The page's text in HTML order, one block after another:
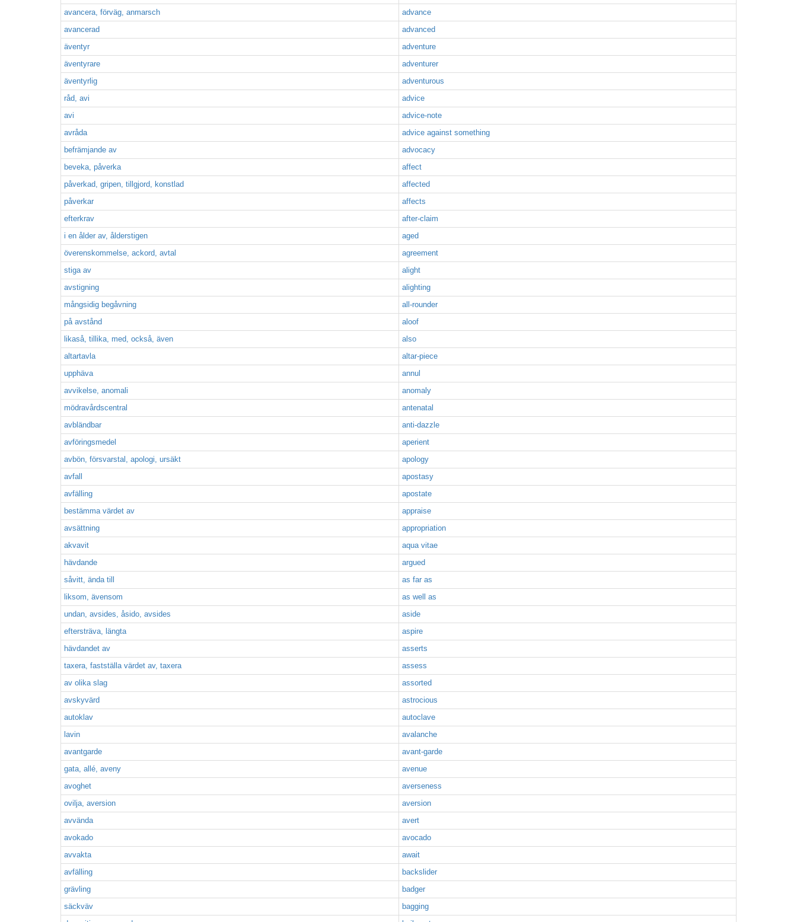
avancera, förväg, anmarsch
advance
avancerad
advanced
äventyr
adventure
äventyrare
adventurer
äventyrlig
adventurous
råd, avi
advice
avi
advice-note
avråda
advice against something
befrämjande av
advocacy
beveka, påverka
affect
påverkad, gripen, tillgjord, konstlad
affected
påverkar
affects
efterkrav
after-claim
i en ålder av, ålderstigen
aged
överenskommelse, ackord, avtal
agreement
stiga av
alight
avstigning
alighting
mångsidig begåvning
all-rounder
på avstånd
aloof
likaså, tillika, med, också, även
also
altartavla
altar-piece
upphäva
annul
avvikelse, anomali
anomaly
mödravårdscentral
antenatal
avbländbar
anti-dazzle
avföringsmedel
aperient
avbön, försvarstal, apologi, ursäkt
apology
avfall
apostasy
avfälling
apostate
bestämma värdet av
appraise
avsättning
appropriation
akvavit
aqua vitae
hävdande
argued
såvitt, ända till
as far as
liksom, ävensom
as well as
undan, avsides, åsido, avsides
aside
eftersträva, längta
aspire
hävdandet av
asserts
taxera, fastställa värdet av, taxera
assess
av olika slag
assorted
avskyvärd
astrocious
autoklav
autoclave
lavin
avalanche
avantgarde
avant-garde
gata, allé, aveny
avenue
avoghet
averseness
ovilja, aversion
aversion
avvända
avert
avokado
avocado
avvakta
await
avfälling
backslider
grävling
badger
säckväv
bagging